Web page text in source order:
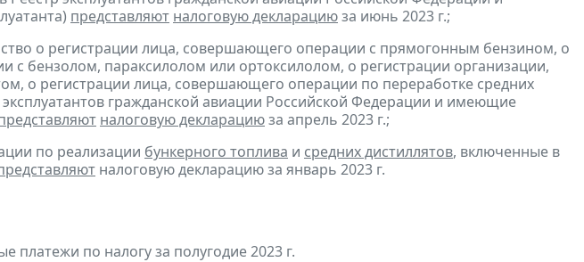
представляют налоговую декларациюза июнь 2023 г.;
о регистрации лица, совершающего операции с прямогонным бензином, о
с бензолом, параксилолом или ортоксилолом, о регистрации организации,
о регистрации лица, совершающего операции по переработке средних
гражданской авиации Российской Федерации и имеющие
налоговую декларациюза апрель 2023 г.;
по реализации бункерного топлива и средних дистиллятов, включенные в
налоговую декларацию за январь 2023 г.
платежи по налогу за полугодие 2023 г.